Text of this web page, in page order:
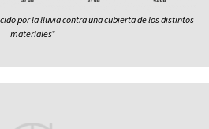
por la lluvia contra una cubierta de los distintos
materiales*